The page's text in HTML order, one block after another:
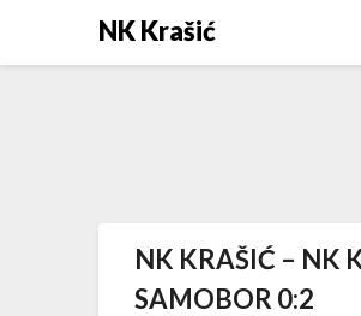
NK Krašić
NK KRAŠIĆ – NK
SAMOBOR 0:2